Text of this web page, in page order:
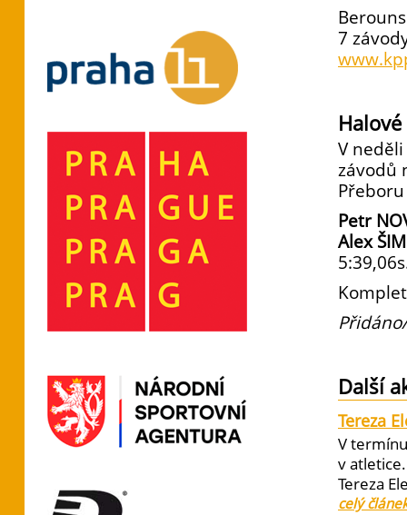
7
V
závodů
Petr
Alex
Další
Tereza
V
v
Tereza
celý